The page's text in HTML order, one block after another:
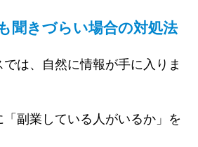
聞きづらい場合の対処法
は、自然に情報が手に入りま
副業している人がいるか」を